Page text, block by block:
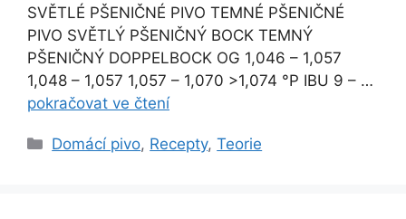
SVĚTLÉ PŠENIČNÉ PIVO TEMNÉ PŠENIČNÉ
PIVO SVĚTLÝ PŠENIČNÝ BOCK TEMNÝ
PŠENIČNÝ DOPPELBOCK OG 1,046 – 1,057
1,048 – 1,057 1,057 – 1,070 >1,074 °P IBU 9 – …
pokračovat ve čtení
Rubriky
Domácí pivo, Recepty,Teorie